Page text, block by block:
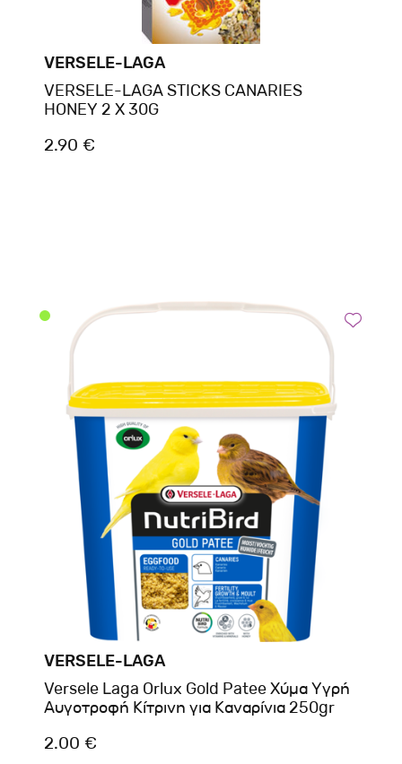
VERSELE-LAGA
VERSELE-LAGA STICKS CANARIES
HONEY 2 X 30G
2.90 €
VERSELE-LAGA
Versele Laga Orlux Gold Patee Χύμα Υγρή
Αυγοτροφή Κίτρινη για Καναρίνια 250gr
2.00 €